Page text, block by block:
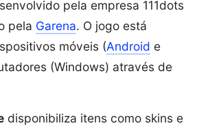
pela empresa 111dots
pela Garena. O jogo está
móveis (Android e
(Windows) através de
disponibiliza itens como skins e